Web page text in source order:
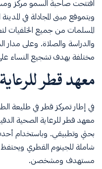
ويتموقع مبنى المجادلة في
المسلمات من جميع الخلفيات
والدراسة والصلاة. وعلى مدار
مختلفة بهدف تشجيع النساء على
معهد قطر
بحثي وتطبيقي. وباستخدام أحدث
شاملة للجينوم القطري ويحتفظ
مستهدف ومشخصن.